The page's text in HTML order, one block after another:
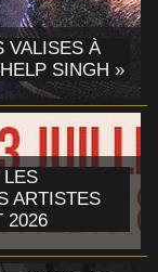
VALISES À
SINGH »
LES
ARTISTES
2026